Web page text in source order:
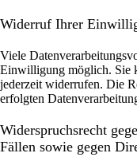
Widerruf Ihrer
Viele
Einwilligung möglich. Sie
jederzeit widerrufen. Die
erfolgten
Widerspruchsrecht
Fällen sowie gegen